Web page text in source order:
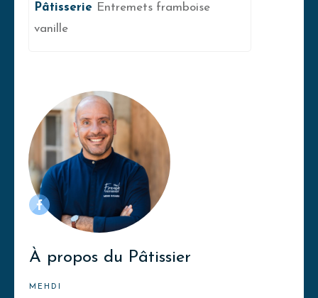
Pâtisserie Entremets framboise
vanille
À propos du Pâtissier
MEHDI